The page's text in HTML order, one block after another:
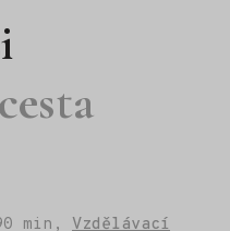
min, Vzdělávací